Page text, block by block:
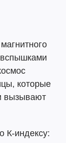
которые
вызывают
К-индексу: